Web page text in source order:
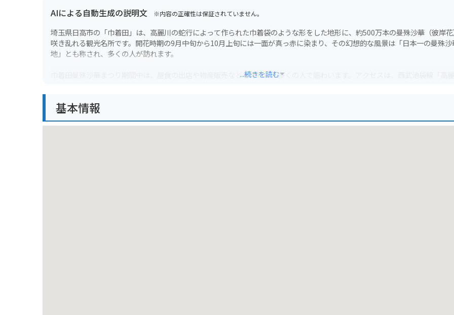
AIによる自動生成の説明文 ※内容の正確性は保証されていません。
埼玉県日高市の「巾着田」は、高麗川の蛇行によって作られた巾着袋のような形をした地形に、約500万本の曼殊沙華（彼岸
咲き乱れる観光名所です。開花時期の9月中旬から10月上旬には一面が真っ赤に染まり、その幻想的な風景は「日本一の曼殊
地」とも称され、多くの人が訪れます。
巾着田曼殊沙華まつり期間中は、屋食の出店や物産販売なども行われ、多くの人で賑わいます。アクセスは、西武池袋線「高麗
...続きを読む
基本情報